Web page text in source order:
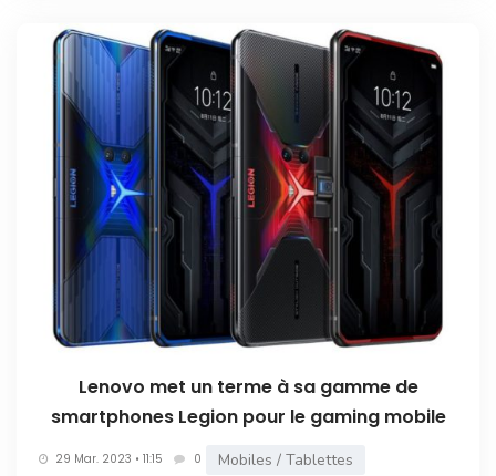
Lenovo met un terme à sa gamme de
smartphones Legion pour le gaming mobile
29 Mar. 2023 • 11:15 0 Mobiles / Tablettes